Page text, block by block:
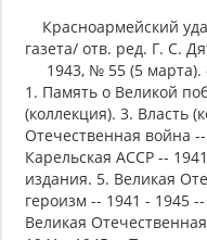
Красноармейский
газета/ отв. ред. Г. С.
1943, № 55 (5 марта).
1. Память о Великой
(коллекция). 3. Власть
Отечественная война
Карельская АССР --
издания. 5. Великая
героизм -- 1941 - 1945
Великая